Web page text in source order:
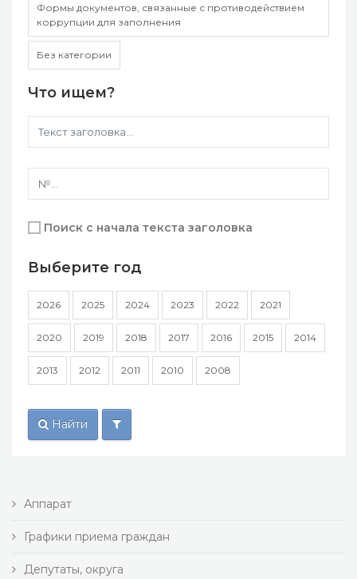
Формы документов, связанные с противодействием
коррупции для заполнения
Без категории
Что ищем?
Поиск с начала текста заголовка
Выберите год
2026 2025 2024 2023 2022 2021
2020 2019 2018 2017 2016 2015 2014
2013 2012 2011 2010 2008
Найти
Аппарат
Графики приема граждан
Депутаты, округа